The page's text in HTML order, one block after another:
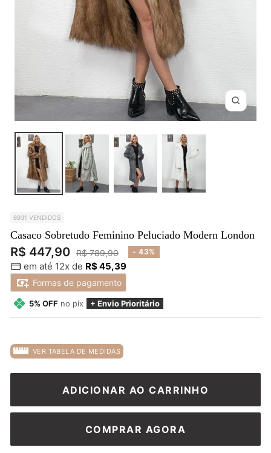
Zoom
6931 VENDIDOS
Casaco Sobretudo Feminino Peluciado Modern London
Preço
promocional
R$ 447,90 Preço
normal
R$ 789,90 - 43%
em até 12x de R$ 45,39
Formas de pagamento
5% OFF no pix + Envio Prioritário
VER TABELA DE MEDIDAS
ADICIONAR AO CARRINHO
COMPRAR AGORA